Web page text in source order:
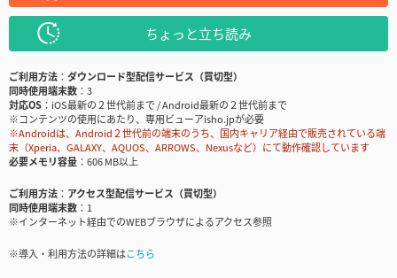
ちょっと立ち読み
ご利用方法
ダウンロード型配信サービス（買切型）
同時使用端末数
3
対応OS
iOS最新の２世代前まで / Android最新の２世代前まで
※コンテンツの使用にあたり、専用ビューアisho.jpが必要
※Androidは、Android２世代前の端末のうち、国内キャリア経由で販売されている端
末（Xperia、GALAXY、AQUOS、ARROWS、Nexusなど）にて動作確認しています
必要メモリ容量
606 MB以上
ご利用方法
アクセス型配信サービス（買切型）
同時使用端末数
1
※インターネット経由でのWEBブラウザによるアクセス参照
※導入・利用方法の詳細はこちら